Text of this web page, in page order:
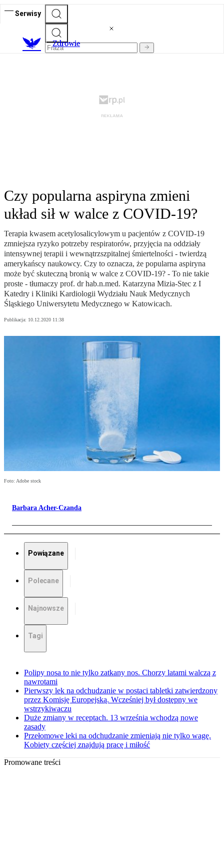
Serwisy
Zdrowie
Czy popularna aspiryna zmieni
układ sił w walce z COVID-19?
Terapia kwasem acetylosalicylowym u pacjentów z COVID-19
zmniejsza ryzyko potrzeby respiratorów, przyjęcia na oddziały
intensywnej terapii i wewnątrzszpitalnej śmiertelności - twierdzą
amerykańscy naukowcy. Czy to oznacza, że popularna aspiryna
może być skuteczną bronią w walce z COVID-19? - To nie takie
proste - tłumaczy prof. dr hab.n.med. Katarzyna Mizia-Stec z I
Katedry i Kliniki Kardiologii Wydziału Nauk Medycznych
Śląskiego Uniwersytetu Medycznego w Katowicach.
Publikacja: 10.12.2020 11:38
Foto: Adobe stock
Barbara Acher-Czanda
Powiązane
Polecane
Najnowsze
Tagi
Polipy nosa to nie tylko zatkany nos. Chorzy latami walczą z
nawrotami
Pierwszy lek na odchudzanie w postaci tabletki zatwierdzony
przez Komisję Europejską. Wcześniej był dostępny we
wstrzykiwaczu
Duże zmiany w receptach. 13 września wchodzą nowe
zasady
Przełomowe leki na odchudzanie zmieniają nie tylko wagę.
Kobiety częściej znajdują pracę i miłość
Promowane treści